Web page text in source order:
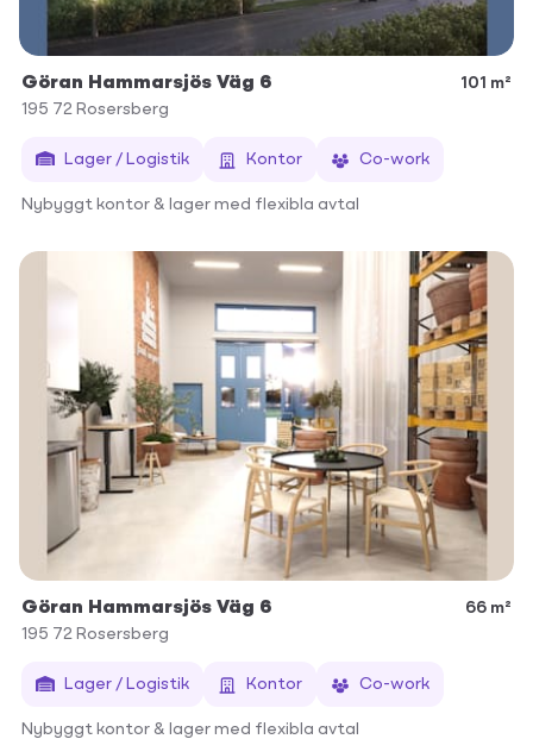
Göran Hammarsjös Väg 6
101 m²
195 72 Rosersberg
Lager / Logistik Kontor Co-work
Nybyggt kontor & lager med flexibla avtal
Göran Hammarsjös Väg 6
66 m²
195 72 Rosersberg
Lager / Logistik Kontor Co-work
Nybyggt kontor & lager med flexibla avtal